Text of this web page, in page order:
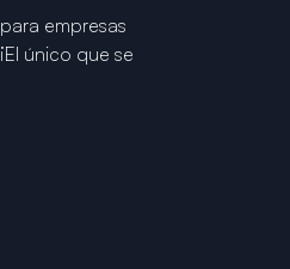
para empresas
¡El único que se